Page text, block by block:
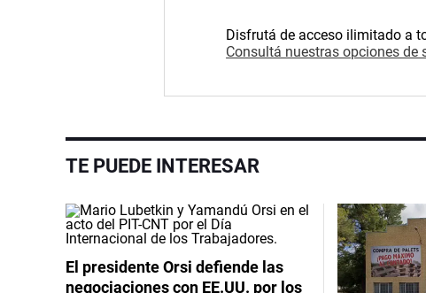
Disfrutá de acceso ilimitado a
Consultá nuestras opciones de
TE PUEDE INTERESAR
El presidente Orsi defiende las
negociaciones con EE.UU. por los